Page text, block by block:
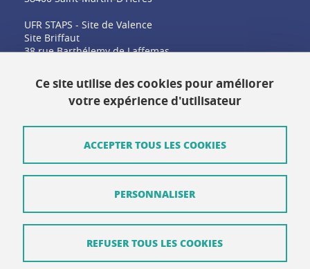
UFR STAPS - Site de Valence
Site Briffaut
38 rue Barthélemy de Laffemas
Crédits
Données personnelles
Gestion des cookies
Ce site utilise des cookies pour améliorer
votre expérience d'utilisateur
ACCEPTER TOUS LES COOKIES
REFUSER TOUS LES COOKIES
PERSONNALISER